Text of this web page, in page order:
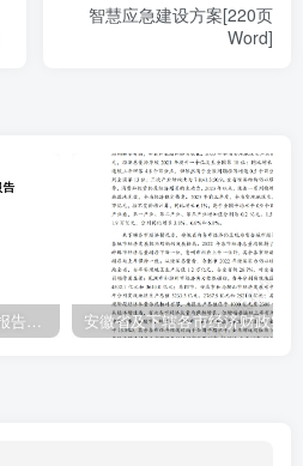
智慧应急建设方案[220页
Word]